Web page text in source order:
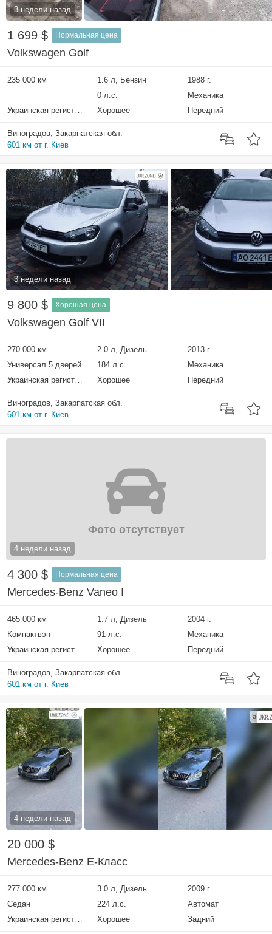
3 недели назад
1 699 $ Нормальная цена
Volkswagen Golf
235 000 км 1.6 л, Бензин
1988 г.
0 л.с.
Механика
Украинская регистрация
Хорошее Передний
Виноградов, Закарпатская обл.
601 км от г. Киев
3 недели назад
9 800 $ Хорошая цена
Volkswagen Golf VII
270 000 км 2.0 л, Дизель
2013 г.
Универсал 5 дверей
184 л.с.
Механика
Украинская регистрация
Хорошее Передний
Виноградов, Закарпатская обл.
601 км от г. Киев
4 недели назад
Фото отсутствует
4 300 $ Нормальная цена
Mercedes-Benz Vaneo I
465 000 км 1.7 л, Дизель
2004 г.
Компактвэн
91 л.с.
Механика
Украинская регистрация
Хорошее Передний
Виноградов, Закарпатская обл.
601 км от г. Киев
4 недели назад
20 000 $
Mercedes-Benz E-Класс
277 000 км 3.0 л, Дизель
2009 г.
Седан
224 л.с.
Автомат
Украинская регистрация
Хорошее Задний